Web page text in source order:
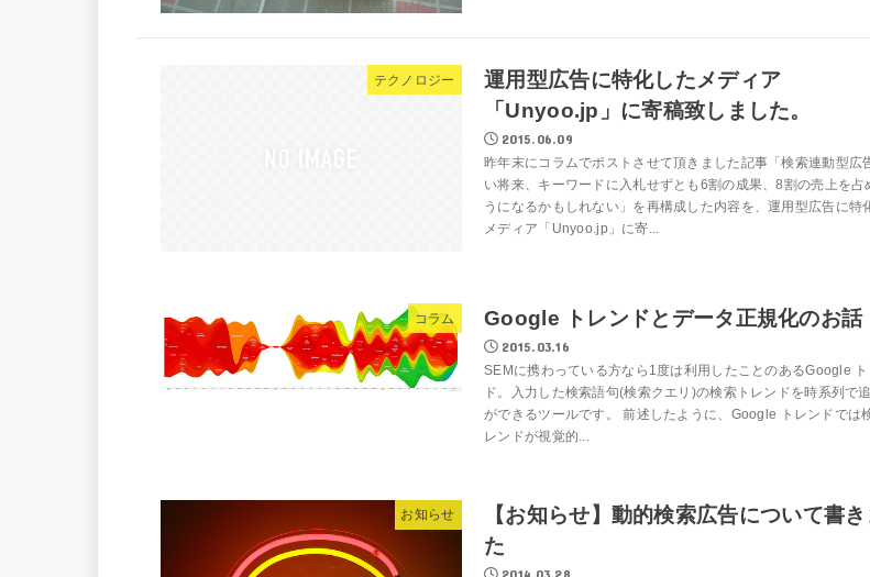
テクノロジー
運用型広告に特化したメディア
「Unyoo.jp」に寄稿致しました。
2015.06.09
昨年末にコラムでポストさせて頂きました記事「検索連動型広
い将来、キーワードに入札せずとも6割の成果、8割の売上を占
うになるかもしれない」を再構成した内容を、運用型広告に特
メディア「Unyoo.jp」に寄...
コラム Google トレンドとデータ正規化のお話
2015.03.16
SEMに携わっている方なら1度は利用したことのあるGoogle ト
ド。入力した検索語句(検索クエリ)の検索トレンドを時系列で
ができるツールです。 前述したように、Google トレンドでは
レンドが視覚的...
お知らせ
【お知らせ】動的検索広告について書き
た
2014.03.28